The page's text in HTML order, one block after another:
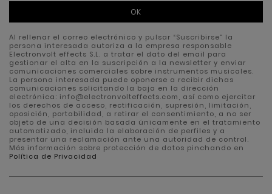
OK
Al rellenar el correo electrónico y pulsar “Suscribirse” la
persona interesada autoriza a la empresa responsable
Electronvolt effects S.L. a tratar el dato del email para
gestionar el alta en la suscripción a la newsletter y enviar
comunicaciones comerciales sobre instrumentos musicales.
La persona interesada puede oponerse a recibir dichas
comunicaciones solicitando la baja en la dirección
electrónica: info@electronvolteffects.com, así como ejercitar
los derechos de acceso, rectificación, supresión, limitación,
oposición, portabilidad, a retirar el consentimiento, a no ser
objeto de una decisión basada únicamente en el tratamiento
automatizado, incluida la elaboración de perfiles y a
presentar una reclamación ante una autoridad de control.
Más información sobre protección de datos pinchando en
Política de Privacidad